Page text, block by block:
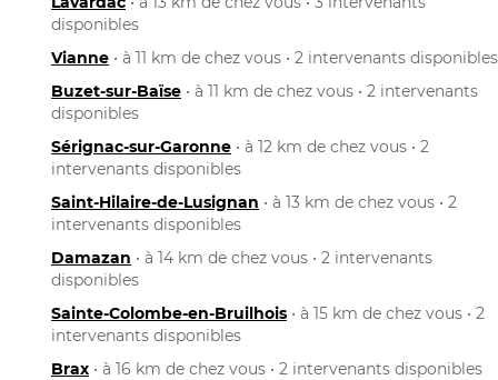
disponibles
Vianne • à 11 km de chez vous • 2 intervenants disponibles
Buzet-sur-Baïse • à 11 km de chez vous • 2 intervenants
disponibles
Sérignac-sur-Garonne • à 12 km de chez vous • 2
intervenants disponibles
Saint-Hilaire-de-Lusignan • à 13 km de chez vous • 2
intervenants disponibles
Damazan • à 14 km de chez vous • 2 intervenants
disponibles
Sainte-Colombe-en-Bruilhois • à 15 km de chez vous • 2
intervenants disponibles
Brax • à 16 km de chez vous • 2 intervenants disponibles